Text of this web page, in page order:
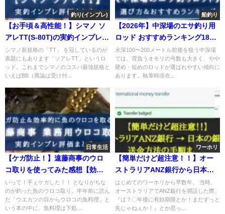
釣り(インプレ)
【お手頃＆高性能！】シマノ ソ
アレTT(S-80T)の実釣インプレ評
価【アジ・メバル狙いに！】
シマノ新規格の「TT」 を冠しているのが
表題にもあります「ソアレTT」というロ
ッド。これまでシマノのコスパ最強規格と
いえばBB（異論は受け付...
船釣り
【2026年】中深場のエサ釣り用
ロッド おすすめランキング18選
【代用竿・選び方徹底解説！】
水深100〜200メートル前後を狙う中深場
では、背負うオモリの号数も大きく、やや
硬め・短めのロッドが選ばれやすい傾向に
あります。執筆時現在...
日常生活
【ケガ防止！】遠藤商事のウロ
コ取りを使ってみた感想【効率
的＆コスパ最強！】
いって！手ぇケガした！！ となりがちな
のが釣った魚のウロコ取り。半年前に読ん
だ「ウエカツの目からウロコの魚料理」と
いう本の中に、魚料理は下処...
ワーホリ
【簡単だけど超注意！！】オー
ストラリアANZ銀行から日本の
口座に送金する方法 まとめ
はじめてのワーホリから早数年。 当時、
オーストラリアでANZ銀行を開設した際、
『は？〇年後に有効期限とか！まだずっと
先じゃねぇか！』とか思っ...